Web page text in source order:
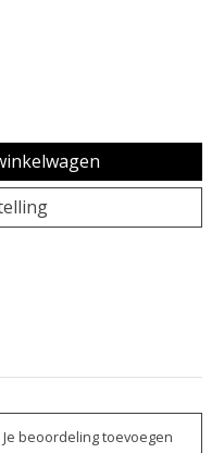
Je beoordeling toevoegen